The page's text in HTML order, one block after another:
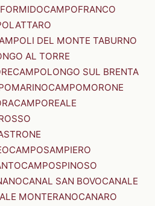
CAMPOFRANCO
DEL MONTE TABURNO
AL TORRE
CAMPOLONGO SUL BRENTA
CAMPOMORONE
CAMPOREALE
CAMPOSAMPIERO
CAMPOSPINOSO
CANAL SAN BOVOCANALE
MONTERANOCANARO